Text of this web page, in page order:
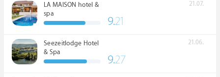
LA MAISON hotel &
spa
21.07.
9.21
Seezeitlodge Hotel
& Spa
21.06.
9.27